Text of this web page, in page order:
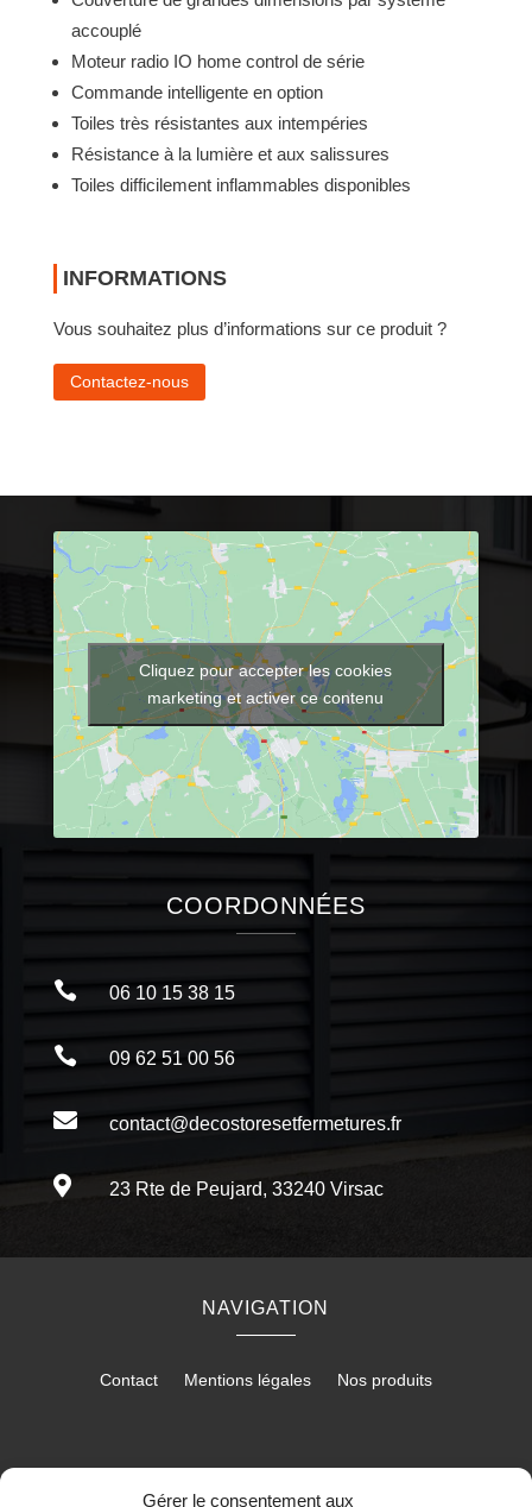
Gérer le consentement aux
accouplé
Moteur radio IO home control de série
Commande intel­li­gente en option
Toiles très résis­tantes aux intem­pé­ries
Résis­tance à la lumière et aux salis­sures
Toiles diffi­ci­le­ment inflamma­bles dispo­ni­bles
INFORMATIONS
Vous souhaitez plus d’informations sur ce produit ?
Contactez-nous
Cliquez pour accepter les cookies
marketing et activer ce contenu
COORDONNÉES
 06 10 15 38 15
 09 62 51 00 56
 contact@decostoresetfermetures.fr
 23 Rte de Peujard, 33240 Virsac
NAVIGATION
Contact Mentions légales Nos produits